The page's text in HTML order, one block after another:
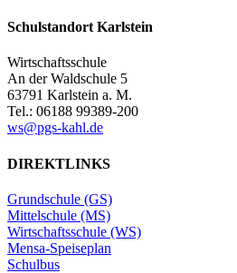
Schulstandort Karlstein
Wirtschaftsschule
An der Waldschule 5
63791 Karlstein a. M.
Tel.: 06188 99389-200
ws@pgs-kahl.de
DIREKTLINKS
Grundschule (GS)
Mittelschule (MS)
Wirtschaftsschule (WS)
Mensa-Speiseplan
Schulbus